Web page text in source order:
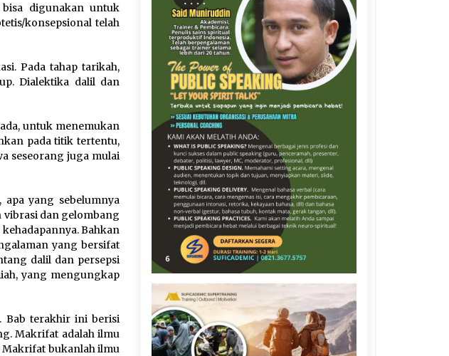
digunakan untuk
konsepsional telah
Pada tahap tarikah,
Dialektika dalil dan
untuk menemukan
pada titik tertentu,
seseorang juga mulai
yang sebelumnya
vibrasi dan gelombang
Bahkan
yang bersifat
dalil dan persepsi
yang mengungkap
Bab terakhir ini berisi
Makrifat adalah ilmu
Makrifat bukanlah ilmu